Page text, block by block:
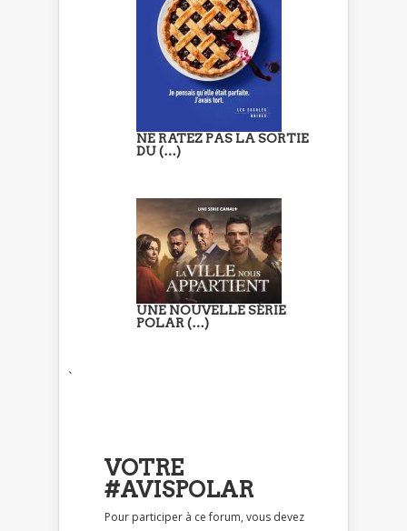
NE RATEZ PAS LA SORTIE
DU (…)
UNE NOUVELLE SÉRIE
POLAR (…)
`
VOTRE
#AVISPOLAR
Pour participer à ce forum, vous devez